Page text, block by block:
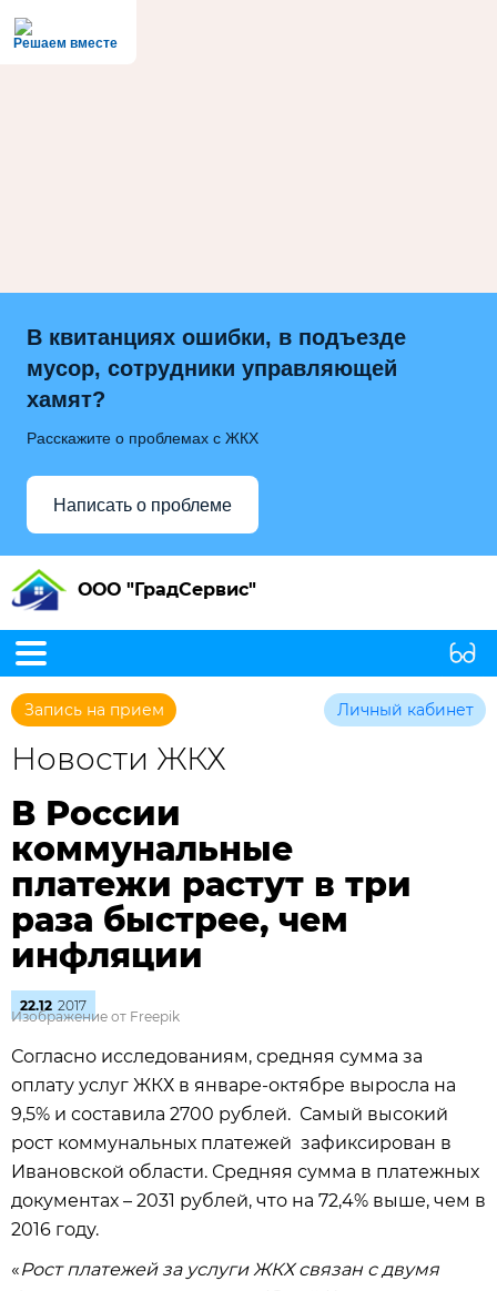
Решаем вместе
В квитанциях ошибки, в подъезде
мусор, сотрудники управляющей
хамят?
Расскажите о проблемах с ЖКХ
Написать о проблеме
ООО "ГрадСервис"
Запись на прием Личный кабинет
Новости ЖКХ
В России
коммунальные
платежи растут в три
раза быстрее, чем
инфляции
22.12 2017
Изображение от Freepik
Согласно исследованиям, средняя сумма за
оплату услуг ЖКХ в январе-октябре выросла на
9,5% и составила 2700 рублей. Самый высокий
рост коммунальных платежей зафиксирован в
Ивановской области. Средняя сумма в платежных
документах – 2031 рублей, что на 72,4% выше, чем в
2016 году.
«Рост платежей за услуги ЖКХ связан с двумя